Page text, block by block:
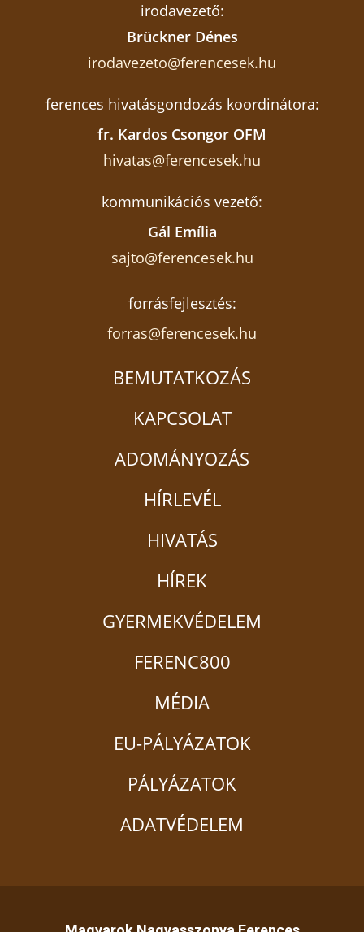
irodavezető:
Brückner Dénes
irodavezeto@ferencesek.hu
ferences hivatásgondozás koordinátora:
fr. Kardos Csongor OFM
hivatas@ferencesek.hu
kommunikációs vezető:
Gál Emília
sajto@ferencesek.hu
forrásfejlesztés:
forras@ferencesek.hu
BEMUTATKOZÁS
KAPCSOLAT
ADOMÁNYOZÁS
HÍRLEVÉL
HIVATÁS
HÍREK
GYERMEKVÉDELEM
FERENC800
MÉDIA
EU-PÁLYÁZATOK
PÁLYÁZATOK
ADATVÉDELEM